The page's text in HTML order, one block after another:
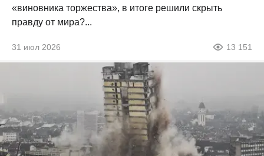
«виновника торжества», в итоге решили скрыть
правду от мира?...
31 июл 2026 13 151